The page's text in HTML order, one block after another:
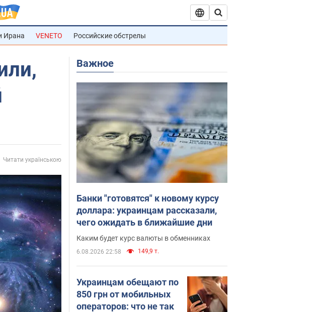
Ирана VENETO Российские обстрелы
Читати українською
Важное
Банки "готовятся" к новому курсу
доллара: украинцам рассказали,
чего ожидать в ближайшие дни
Каким будет курс валюты в обменниках
6.08.2026 22:58 149,9 т.
Украинцам обещают по
850 грн от мобильных
операторов: что не так